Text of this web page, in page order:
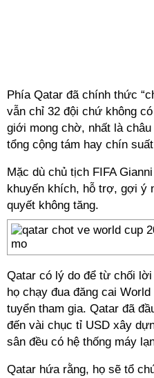
Phía Qatar đã chính thức
vẫn chỉ 32 đội chứ không
giới mong chờ, nhất là
tổng cộng tám hay chín
Mặc dù chủ tịch FIFA
khuyến khích, hỗ trợ, gợi ý
quyết không tăng.
Qatar có lý do để từ chối
họ chạy đua đăng cai
tuyển tham gia. Qatar đã
đến vài chục tỉ USD xây
sân đều có hệ thống máy
Qatar hứa rằng, họ sẽ tổ